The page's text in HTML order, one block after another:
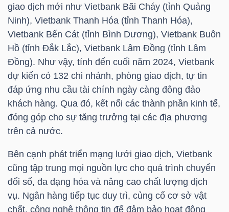
giao dịch mới như Vietbank Bãi Cháy (tỉnh Quảng
Ninh), Vietbank Thanh Hóa (tỉnh Thanh Hóa),
Vietbank Bến Cát (tỉnh Bình Dương), Vietbank Buôn
Hồ (tỉnh Đắk Lắc), Vietbank Lâm Đồng (tỉnh Lâm
Đồng). Như vậy, tính đến cuối năm 2024, Vietbank
dự kiến có 132 chi nhánh, phòng giao dịch, tự tin
đáp ứng nhu cầu tài chính ngày càng đông đảo
khách hàng. Qua đó, kết nối các thành phần kinh tế,
đóng góp cho sự tăng trưởng tại các địa phương
trên cả nước.
Bên cạnh phát triển mạng lưới giao dịch, Vietbank
cũng tập trung mọi nguồn lực cho quá trình chuyển
đổi số, đa dạng hóa và nâng cao chất lượng dịch
vụ. Ngân hàng tiếp tục duy trì, củng cố cơ sở vật
chất, công nghệ thông tin để đảm bảo hoạt động
VẬT
LIỆU
NGHIỆP
TIÊU
DÙNG
KHÔNG
THIẾT